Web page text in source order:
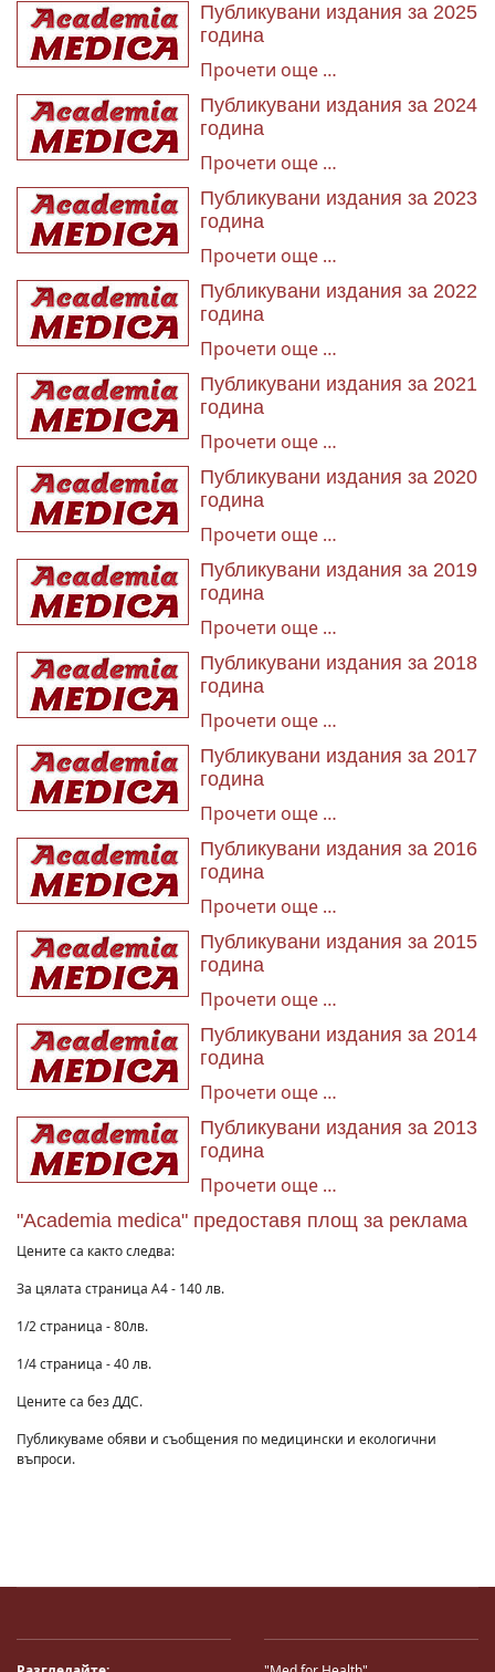
Публикувани издания за 2025
година
Прочети още …
Публикувани издания за 2024
година
Прочети още …
Публикувани издания за 2023
година
Прочети още …
Публикувани издания за 2022
година
Прочети още …
Публикувани издания за 2021
година
Прочети още …
Публикувани издания за 2020
година
Прочети още …
Публикувани издания за 2019
година
Прочети още …
Публикувани издания за 2018
година
Прочети още …
Публикувани издания за 2017
година
Прочети още …
Публикувани издания за 2016
година
Прочети още …
Публикувани издания за 2015
година
Прочети още …
Публикувани издания за 2014
година
Прочети още …
Публикувани издания за 2013
година
Прочети още …
"Academia medica" предоставя площ за реклама
Цените са както следва:
За цялата страница А4 - 140 лв.
1/2 страница - 80лв.
1/4 страница - 40 лв.
Цените са без ДДС.
Публикуваме обяви и съобщения по медицински и екологични
въпроси.